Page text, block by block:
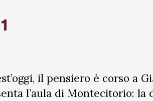
il pensiero è corso a
l’aula di Montecitorio: la